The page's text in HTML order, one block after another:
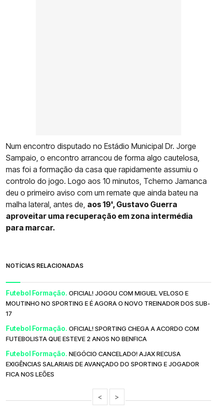
Num encontro disputado no Estádio Municipal Dr. Jorge
Sampaio, o encontro arrancou de forma algo cautelosa,
mas foi a formação da casa que rapidamente assumiu o
controlo do jogo. Logo aos 10 minutos, Tcherno Jamanca
deu o primeiro aviso com um remate que ainda bateu na
malha lateral, antes de, aos 19', Gustavo Guerra
aproveitar uma recuperação em zona intermédia
para marcar.
NOTÍCIAS RELACIONADAS
Futebol Formação. OFICIAL! JOGOU COM MIGUEL VELOSO E
MOUTINHO NO SPORTING E É AGORA O NOVO TREINADOR DOS SUB-
17
Futebol Formação. OFICIAL! SPORTING CHEGA A ACORDO COM
FUTEBOLISTA QUE ESTEVE 2 ANOS NO BENFICA
Futebol Formação. NEGÓCIO CANCELADO! AJAX RECUSA
EXIGÊNCIAS SALARIAIS DE AVANÇADO DO SPORTING E JOGADOR
FICA NOS LEÕES
< >